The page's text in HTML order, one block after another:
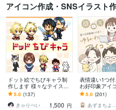
アイコン作成・SNSイラスト
ドット絵でちびキャラ制
作します 様々なテイスト
のちびキャラを作成しま
す
5.0 (137)
きゃりぺい
1,500 円
表情違い1つ
わ好印象アイ
す 商用可
ouTube/挿絵
評！
5.0 (201)
あずまちよ イラストレーター